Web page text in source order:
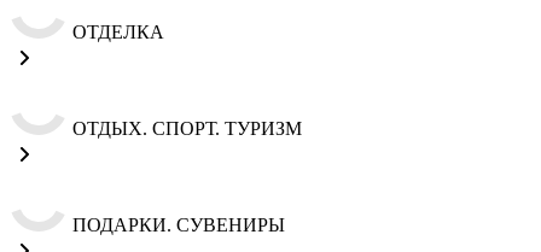
ОТДЕЛКА
ОТДЫХ. СПОРТ. ТУРИЗМ
ПОДАРКИ. СУВЕНИРЫ